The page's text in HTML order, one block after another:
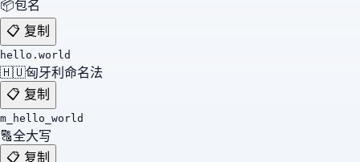
📦包名
📋 复制
hello.world
🇭🇺匈牙利命名法
📋 复制
m_hello_world
🔠全大写
📋 复制